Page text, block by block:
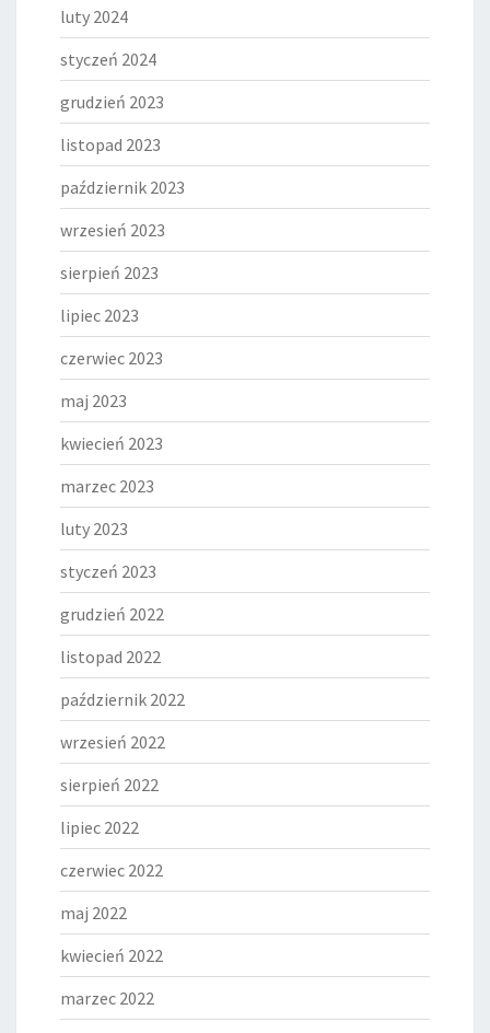
luty 2024
styczeń 2024
grudzień 2023
listopad 2023
październik 2023
wrzesień 2023
sierpień 2023
lipiec 2023
czerwiec 2023
maj 2023
kwiecień 2023
marzec 2023
luty 2023
styczeń 2023
grudzień 2022
listopad 2022
październik 2022
wrzesień 2022
sierpień 2022
lipiec 2022
czerwiec 2022
maj 2022
kwiecień 2022
marzec 2022